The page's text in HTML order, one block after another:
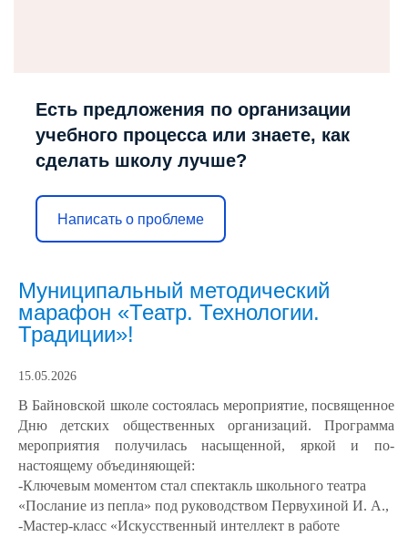
Есть предложения по организации
учебного процесса или знаете, как
сделать школу лучше?
Написать о проблеме
Муниципальный методический
марафон «Театр. Технологии.
Традиции»!
15.05.2026
В Байновской школе состоялась мероприятие, посвященное
Дню детских общественных организаций. Программа
мероприятия получилась насыщенной, яркой и по-
настоящему объединяющей:
-Ключевым моментом стал спектакль школьного театра
«Послание из пепла» под руководством Первухиной И. А.,
-Мастер-класс «Искусственный интеллект в работе